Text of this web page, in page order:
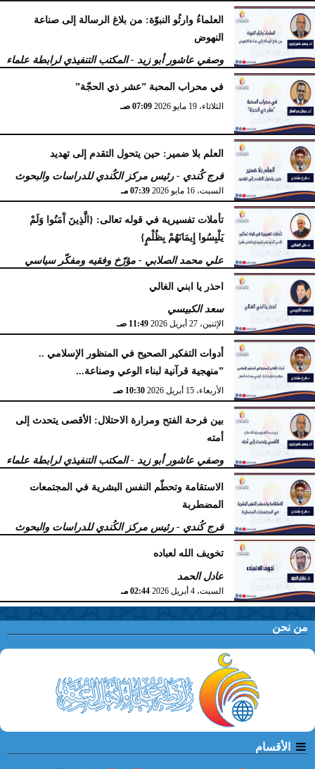
العلماءُ وارثُو النبوّة: من بلاغ الرسالة إلى صناعة
النهوض
وصفي عاشور أبو زيد - المكتب التنفيذي لرابطة علماء
أهل السنّة
الثلاثاء، 19 مايو 2026 10:44 مـ
في محراب المحبة ”عشر ذي الحجّة”
الثلاثاء، 19 مايو 2026 07:09 صـ
العلم بلا ضمير: حين يتحول التقدم إلى تهديد
فرج كُندي - رئيس مركز الكُندي للدراسات والبحوث
السبت، 16 مايو 2026 07:39 مـ
تأملات تفسيرية في قوله تعالى: {الَّذِينَ آَمَنُوا وَلَمْ
يَلْبِسُوا إِيمَانَهُمْ بِظُلْمٍ}
علي محمد الصلابي - مؤرّخ وفقيه ومفكّر سياسي
الإثنين، 27 أبريل 2026 11:55 صـ
احذر يا ابني الغالي
سعد الكبيسي
الإثنين، 27 أبريل 2026 11:49 صـ
أدوات التفكير الصحيح في المنظور الإسلامي ..
”منهجية قرآنية لبناء الوعي وصناعة...
الأربعاء، 15 أبريل 2026 10:30 صـ
بين فرحة الفتح ومرارة الاحتلال: الأقصى يتحدث إلى
أمته
وصفي عاشور أبو زيد - المكتب التنفيذي لرابطة علماء
أهل السنّة
الخميس، 9 أبريل 2026 11:38 صـ
الاستقامة وتحطّم النفس البشرية في المجتمعات
المضطربة
فرج كُندي - رئيس مركز الكُندي للدراسات والبحوث
السبت، 4 أبريل 2026 02:51 مـ
تخويف الله لعباده
عادل الحمد
السبت، 4 أبريل 2026 02:44 مـ
من نحن
الأقسام